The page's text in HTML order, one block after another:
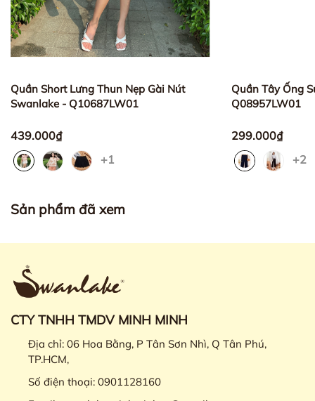
Quần Short Lưng Thun Nẹp Gài Nút
Swanlake - Q10687LW01
439.000₫
+1
Quần Tây Ống
Q08957LW01
299.000₫
+2
Sản phẩm đã xem
CTY TNHH TMDV MINH MINH
Địa chỉ: 06 Hoa Bằng, P Tân Sơn Nhì, Q Tân Phú,
TP.HCM,
Số điện thoại: 0901128160